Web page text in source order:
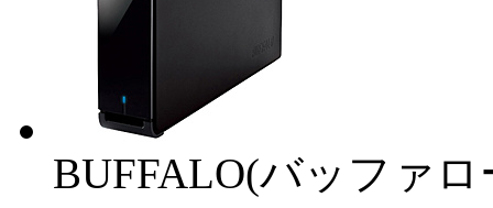
BUFFALO(バッファロ